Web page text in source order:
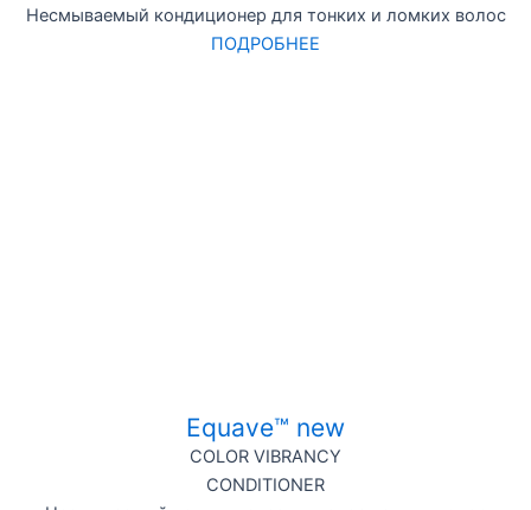
Несмываемый кондиционер для тонких и ломких волос
ПОДРОБНЕЕ
Equave™ new
COLOR VIBRANCY
CONDITIONER